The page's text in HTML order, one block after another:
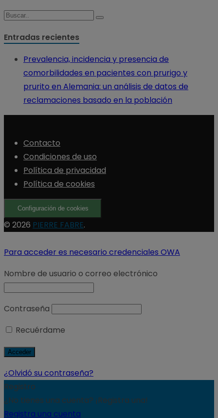
Entradas recientes
Prevalencia, incidencia y presencia de
comorbilidades en pacientes con prurigo y
prurito en Alemania: un análisis de datos de
reclamaciones basado en la población
Contacto
Condiciones de uso
Política de privacidad
Política de cookies
Configuración de cookies
© 2026 PIERRE FABRE.
Para acceder es necesario credenciales OWA
Nombre de usuario o correo electrónico
Contraseña
Recuérdame
¿Olvidó su contraseña?
Registro
¿No tienes una cuenta? ¡Registra una!
Registra una cuenta